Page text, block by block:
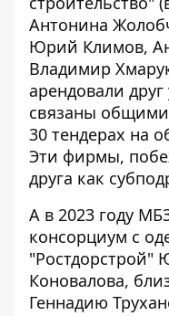
Антонина
Юрий Климов,
Владимир
арендовали друг
связаны
30 тендерах на
Эти фирмы,
друга как
А в 2023 году
консорциум с
"Ростдорстрой"
Коновалова,
Геннадию